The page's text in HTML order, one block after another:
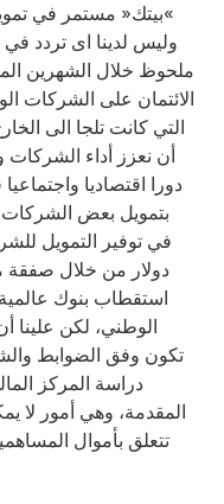
»بيتك« مستمر في
وليس لدينا اى تردد في
ملحوظ خلال الشهرين
الائتمان على الشركات
التي كانت تلجا الى
أن نعزز أداء
دورا اقتصاديا
بتمويل بعض الشركات
دولار من خلال صفقة
استقطاب بنوك عالمية
الوطني، لكن علينا
تكون وفق الضوابط
دراسة المركز
المقدمة، وهي أمور لا
تتعلق بأموال